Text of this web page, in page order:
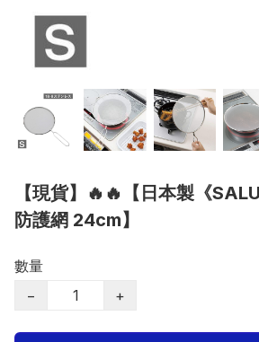
【現貨】🔥🔥【日本製《
防護網 24cm】
數量
−
+